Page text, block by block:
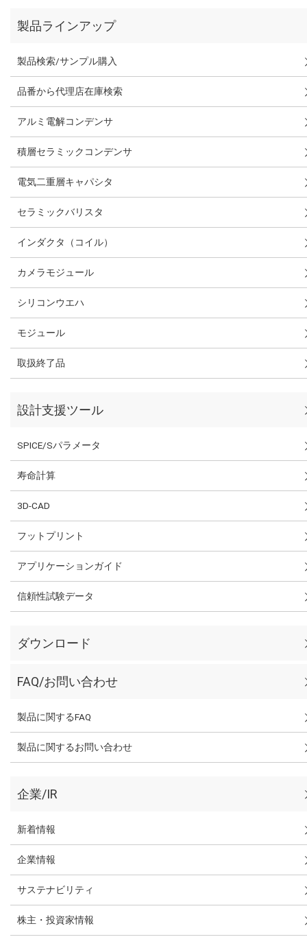
製品ラインアップ
製品検索/サンプル購入
品番から代理店在庫検索
アルミ電解コンデンサ
積層セラミックコンデンサ
電気二重層キャパシタ
セラミックバリスタ
インダクタ（コイル）
カメラモジュール
シリコンウエハ
モジュール
取扱終了品
設計支援ツール
SPICE/Sパラメータ
寿命計算
3D-CAD
フットプリント
アプリケーションガイド
信頼性試験データ
ダウンロード
FAQ/お問い合わせ
製品に関するFAQ
製品に関するお問い合わせ
企業/IR
新着情報
企業情報
サステナビリティ
株主・投資家情報